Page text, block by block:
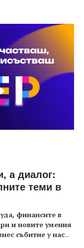
а диалог:
теми в
финансите в
и новите умения
събитие у нас...